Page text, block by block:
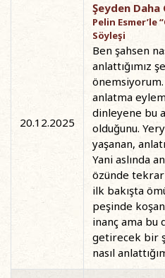
20.12.2025
Şeyden
Pelin Esmer’le
Söyleşi
Ben şahsen
anlattığımız
anlatma
dinleyene bu
olduğunu.
yaşanan,
Yani aslında
özünde
ilk bakışta
peşinde koşan
inanç ama
getirecek bir
nasıl